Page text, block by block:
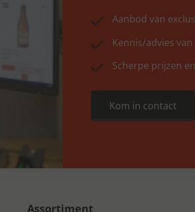
Aanbod van
Kennis/advies
Scherpe prijzen
Kom in contact
Assortiment